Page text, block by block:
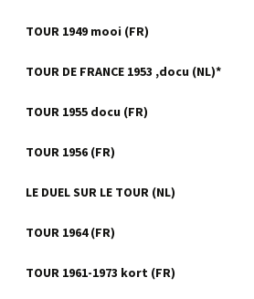
TOUR 1949 mooi (FR)
TOUR DE FRANCE 1953 ,docu (NL)*
TOUR 1955 docu (FR)
TOUR 1956 (FR)
LE DUEL SUR LE TOUR (NL)
TOUR 1964 (FR)
TOUR 1961-1973 kort (FR)